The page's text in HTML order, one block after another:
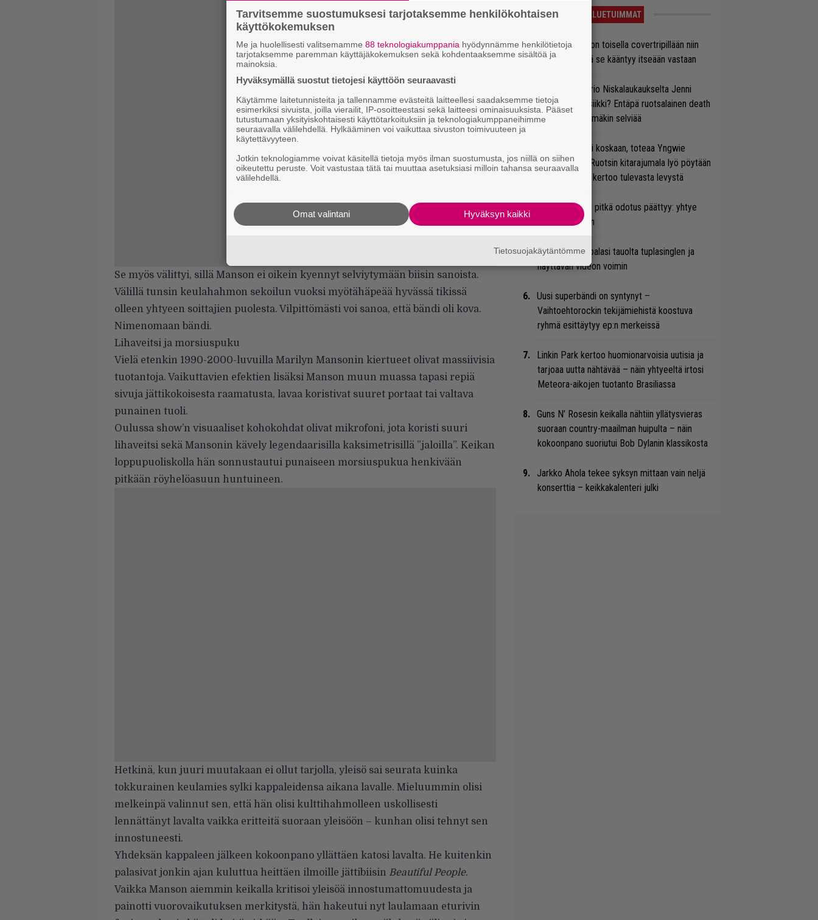
Se myös välittyi, sillä Manson ei oikein kyennyt selviytymään biisin sanoista.
Välillä tunsin keulahahmon sekoilun vuoksi myötähäpeää hyvässä tikissä
olleen yhtyeen soittajien puolesta. Vilpittömästi voi sanoa, että bändi oli kova.
Nimenomaan bändi.
Lihaveitsi ja morsiuspuku
Vielä etenkin 1990-2000-luvuilla Marilyn Mansonin kiertueet olivat massiivisia
tuotantoja. Vaikuttavien efektien lisäksi Manson muun muassa tapasi repiä
sivuja jättikokoisesta raamatusta, lavaa koristivat suuret portaat tai valtava
punainen tuoli.
Oulussa show’n visuaaliset kohokohdat olivat mikrofoni, jota koristi suuri
lihaveitsi sekä Mansonin kävely legendaarisilla kaksimetrisillä ”jaloilla”. Keikan
loppupuoliskolla hän sonnustautui punaiseen morsiuspukua henkivään
pitkään röyhelöasuun huntuineen.
Hetkinä, kun juuri muutakaan ei ollut tarjolla, yleisö sai seurata kuinka
tokkurainen keulamies sylki kappaleidensa aikana lavalle. Mieluummin olisi
melkeinpä valinnut sen, että hän olisi kulttihahmolleen uskollisesti
lennättänyt lavalta vaikka eritteitä suoraan yleisöön – kunhan olisi tehnyt sen
innostuneesti.
Yhdeksän kappaleen jälkeen kokoonpano yllättäen katosi lavalta. He kuitenkin
palasivat jonkin ajan kuluttua heittäen ilmoille jättibiisin Beautiful People.
Vaikka Manson aiemmin keikalla kritisoi yleisöä innostumattomuudesta ja
painotti vuorovaikutuksen merkitystä, hän hakeutui nyt laulamaan eturivin
LUETUIMMAT
Arvio: Saimaa on toisella covertripillään niin
suvereeni, että se kääntyy itseään vastaan
Miten taipuu Trio Niskalaukaukselta Jenni
Vartiaisen musiikki? Entäpä ruotsalainen death
metal? Pian tämäkin selviää
Se on nyt tai ei koskaan, toteaa Yngwie
Malmsteen – Ruotsin kitarajumala lyö pöytään
uuden biisin ja kertoo tulevasta levystä
Weezer-fanien pitkä odotus päättyy: yhtye
tulee Suomeen
Blind Channel palasi tauolta tuplasinglen ja
näyttävän videon voimin
Uusi superbändi on syntynyt –
Vaihtoehtorockin tekijämiehistä koostuva
ryhmä esittäytyy ep:n merkeissä
Linkin Park kertoo huomionarvoisia uutisia ja
tarjoaa uutta nähtävää – näin yhtyeeltä irtosi
Meteora-aikojen tuotanto Brasiliassa
Guns N’ Rosesin keikalla nähtiin yllätysvieras
suoraan country-maailman huipulta – näin
kokoonpano suoriutui Bob Dylanin klassikosta
Jarkko Ahola tekee syksyn mittaan vain neljä
konserttia – keikkakalenteri julki
Tarvitsemme suostumuksesi tarjotaksemme henkilökohtaisen
käyttökokemuksen
Me ja huolellisesti valitsemamme 88 teknologiakumppania hyödynnämme henkilötietoja
tarjotaksemme paremman käyttäjäkokemuksen sekä kohdentaaksemme sisältöä ja
mainoksia.
Hyväksymällä suostut tietojesi käyttöön seuraavasti
Käytämme laitetunnisteita ja tallennamme evästeitä laitteellesi saadaksemme tietoja
esimerkiksi sivuista, joilla vierailit, IP-osoitteestasi sekä laitteesi ominaisuuksista. Pääset
tutustumaan yksityiskohtaisesti käyttötarkoituksiin ja teknologiakumppaneihimme
seuraavalla välilehdellä. Hylkääminen voi vaikuttaa sivuston toimivuuteen ja
käytettävyyteen.
Jotkin teknologiamme voivat käsitellä tietoja myös ilman suostumusta, jos niillä on siihen
oikeutettu peruste. Voit vastustaa tätä tai muuttaa asetuksiasi milloin tahansa seuraavalla
välilehdellä.
Hyväksyn kaikki
Omat valintani
Tietosuojakäytäntömme